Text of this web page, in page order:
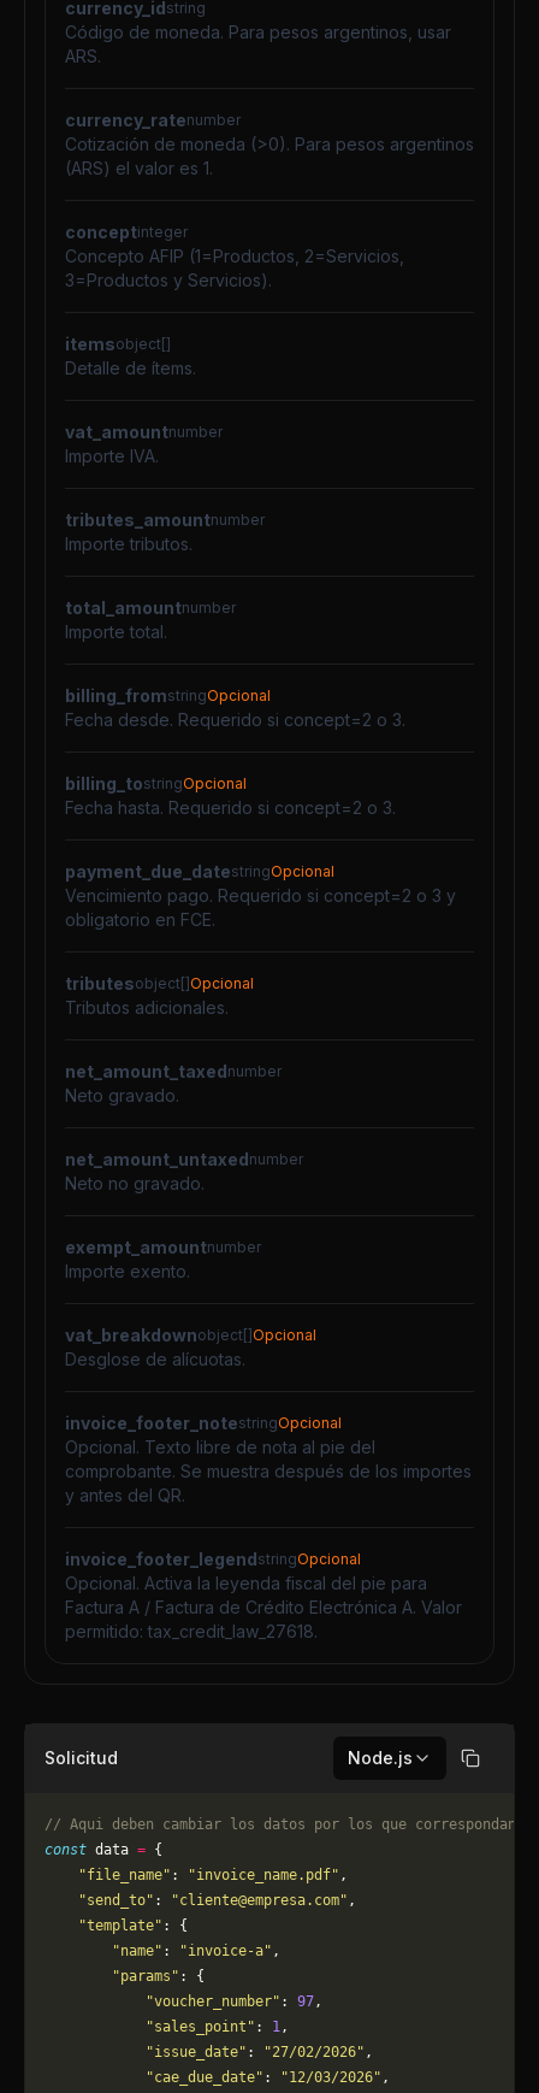
currency_idstring
Código de moneda. Para pesos argentinos, usar
ARS.
currency_ratenumber
Cotización de moneda (>0). Para pesos argentinos
(ARS) el valor es 1.
conceptinteger
Concepto AFIP (1=Productos, 2=Servicios,
3=Productos y Servicios).
itemsobject[]
Detalle de ítems.
vat_amountnumber
Importe IVA.
tributes_amountnumber
Importe tributos.
total_amountnumber
Importe total.
billing_fromstringOpcional
Fecha desde. Requerido si concept=2 o 3.
billing_tostringOpcional
Fecha hasta. Requerido si concept=2 o 3.
payment_due_datestringOpcional
Vencimiento pago. Requerido si concept=2 o 3 y
obligatorio en FCE.
tributesobject[]Opcional
Tributos adicionales.
net_amount_taxednumber
Neto gravado.
net_amount_untaxednumber
Neto no gravado.
exempt_amountnumber
Importe exento.
vat_breakdownobject[]Opcional
Desglose de alícuotas.
invoice_footer_notestringOpcional
Opcional. Texto libre de nota al pie del
comprobante. Se muestra después de los importes
y antes del QR.
invoice_footer_legendstringOpcional
Opcional. Activa la leyenda fiscal del pie para
Factura A / Factura de Crédito Electrónica A. Valor
permitido: tax_credit_law_27618.
Solicitud Node.js Copiar
// Aqui deben cambiar los datos por los que correspondan.
const data = {
    "file_name"
: "invoice_name.pdf" ,
    "send_to"
: "cliente@empresa.com" ,
    "template"
: {
        "name"
: "invoice-a" ,
        "params"
: {
            "voucher_number"
: 97,
            "sales_point"
: 1,
            "issue_date"
: "27/02/2026" ,
            "cae_due_date"
: "12/03/2026" ,